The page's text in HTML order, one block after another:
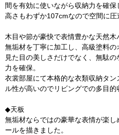
間を有効に使いながら収納力を確保
高さもわずか107cmなので空間に圧
木目や節が豪快で表情豊かな天然木
無垢材を丁寧に加工し、高級塗料の
見た目の美しさだけでなく、無駄
力を確保。
衣裳部屋にて本格的な衣類収納タ
ル性が高いのでリビングでの多目的
◆天板
無垢材ならではの豪華な表情が楽
ールを描きました。